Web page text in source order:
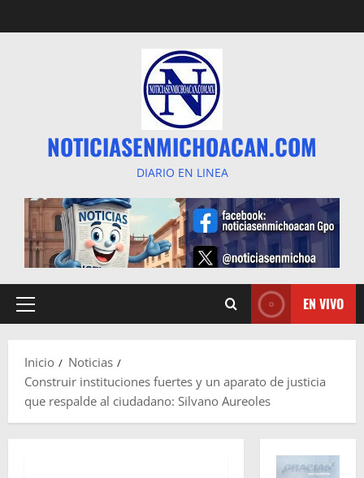
al
NOTICIASENMICHOACAN.COM
DIARIO EN LINEA
Menú
EN VIVO
Inicio
Noticias
Construir instituciones fuertes y un aparato de justicia
que respalde al ciudadano: Silvano Aureoles